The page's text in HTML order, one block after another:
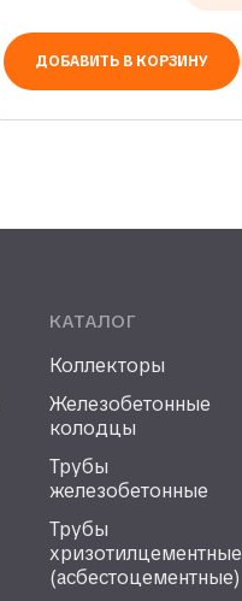
ДОБАВИТЬ В КОРЗИНУ
КАТАЛОГ
Коллекторы
Железобетонные
колодцы
Трубы
железобетонные
Трубы
хризотилцементные
(асбестоцементные)